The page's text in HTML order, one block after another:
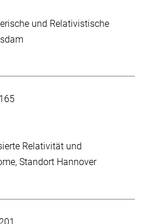
und Relativistische
Relativität und
Standort Hannover